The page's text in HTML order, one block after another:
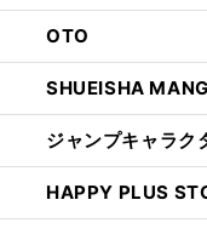
OTO
SHUEISHA
ジャンプキャラク
HAPPY PLUS